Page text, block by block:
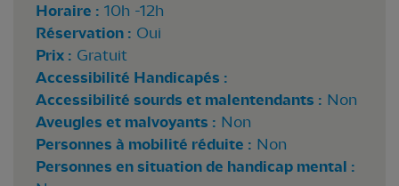
Horaire : 10h -12h
Réservation : Oui
Prix : Gratuit
Accessibilité Handicapés :
Accessibilité sourds et malentendants : Non
Aveugles et malvoyants : Non
Personnes à mobilité réduite : Non
Personnes en situation de handicap mental :